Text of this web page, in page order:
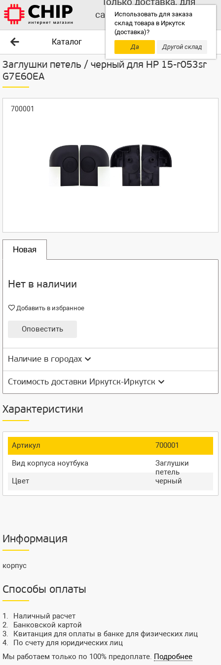
Использовать для заказа
склад товара в Иркутск
(доставка)?
Да
Другой склад
самовывоза выбирайте
другой склад!
Каталог
Заглушки петель / черный для HP 15-r053sr
G7E60EA
700001
Новая
Нет в наличии
Добавить в избранное
Оповестить
Наличие в городах
Стоимость доставки Иркутск-Иркутск
Характеристики
Артикул
700001
Вид корпуса ноутбука
Заглушки
петель
Цвет
черный
Информация
корпус
Способы оплаты
Наличный расчет
Банковской картой
Квитанция для оплаты в банке для физических лиц
По счету для юридических лиц
Мы работаем только по 100% предоплате. Подробнее